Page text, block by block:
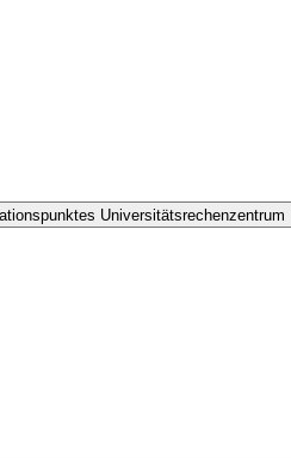
Universitätsrechenzentrum